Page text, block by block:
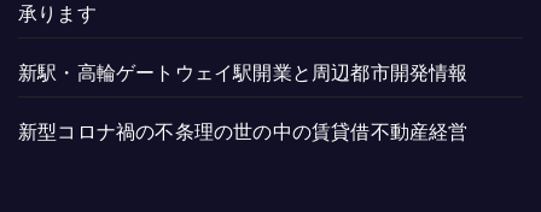
承ります
新駅・高輪ゲートウェイ駅開業と周辺都市開発情報
新型コロナ禍の不条理の世の中の賃貸借不動産経営